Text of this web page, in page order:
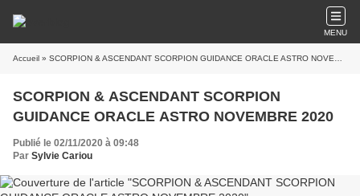
MENU
Accueil » SCORPION & ASCENDANT SCORPION GUIDANCE ORACLE ASTRO NOVEMBRE 2020
SCORPION & ASCENDANT SCORPION
GUIDANCE ORACLE ASTRO NOVEMBRE 2020
Publié le 02/11/2020 à 09:48
Par Sylvie Cariou